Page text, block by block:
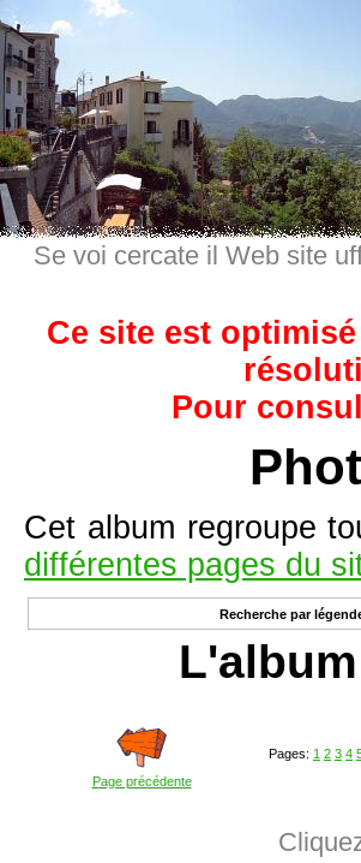
Se voi cercate il Web site
Ce site est
Pour
Cet album regroupe
différentes pages du
Recherche par
Page précédente
Pages: 1 2 3 4